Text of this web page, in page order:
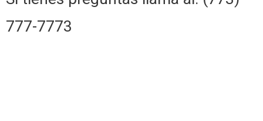
777-7773